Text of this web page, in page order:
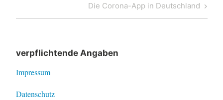
Next
Post
Die Corona-App in Deutschland
verpflichtende Angaben
Impressum
Datenschutz